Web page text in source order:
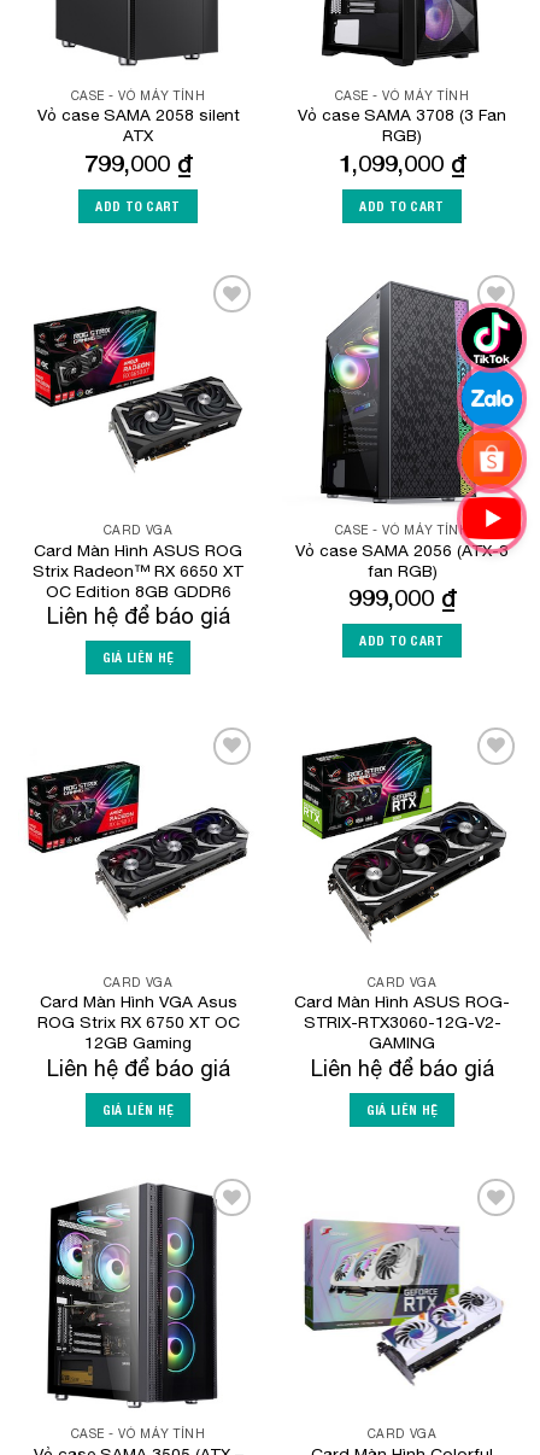
CASE - VỎ MÁY TÍNH
Vỏ case SAMA 2058 silent
ATX
799,000 ₫
ADD TO CART
CASE - VỎ MÁY TÍNH
Vỏ case SAMA 3708 (3 Fan
RGB)
1,099,000 ₫
ADD TO CART
CARD VGA
Card Màn Hình ASUS ROG
Strix Radeon™ RX 6650 XT
OC Edition 8GB GDDR6
Liên hệ để báo giá
GIÁ LIÊN HỆ
Add to
Wishlist
CASE - VỎ MÁY TÍNH
Vỏ case SAMA 2056 (ATX-3
fan RGB)
999,000 ₫
ADD TO CART
CARD VGA
Card Màn Hình VGA Asus
ROG Strix RX 6750 XT OC
12GB Gaming
Liên hệ để báo giá
GIÁ LIÊN HỆ
Wishlist
CARD VGA
Card Màn Hình ASUS ROG-
STRIX-RTX3060-12G-V2-
GAMING
Liên hệ để báo giá
GIÁ LIÊN HỆ
Wishlist
CASE - VỎ MÁY TÍNH
Wishlist
CARD VGA